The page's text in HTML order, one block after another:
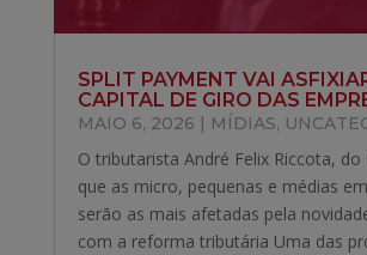
SPLIT PAYMENT VAI
CAPITAL DE GIRO DAS
MAIO 6, 2026 MÍDIAS,
O tributarista André Felix Riccota, do
que as micro, pequenas e médias
serão as mais afetadas pela
com a reforma tributária Uma das